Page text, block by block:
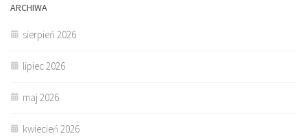
ARCHIWA
sierpień 2026
lipiec 2026
maj 2026
kwiecień 2026